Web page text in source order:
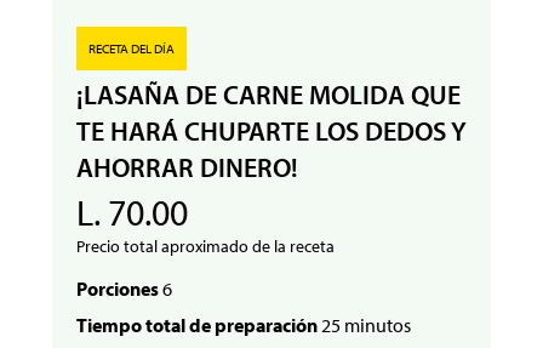
RECETA DEL DÍA
¡LASAÑA DE CARNE MOLIDA QUE
TE HARÁ CHUPARTE LOS DEDOS Y
AHORRAR DINERO!
L. 70.00
Precio total aproximado de la receta
Porciones6
Tiempo total de preparación25 minutos